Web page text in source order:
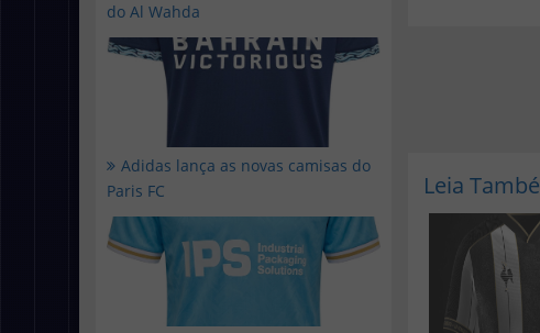
do Al Wahda
Adidas lança as novas camisas do
Paris FC
Leia